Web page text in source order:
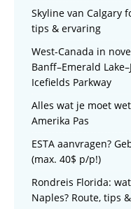
Skyline van Calgary
tips & ervaring
West-Canada in
Banff–Emerald
Icefields Parkway
Alles wat je moet
Amerika Pas
ESTA aanvragen?
(max. 40$ p/p!)
Rondreis Florida:
Naples? Route, tips